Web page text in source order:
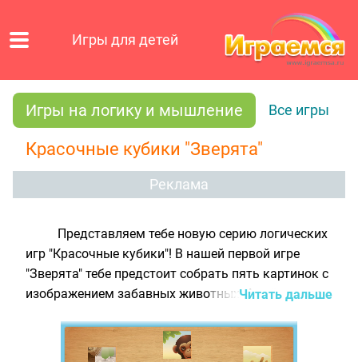
Игры для детей
Игры на логику и мышление Все игры
Красочные кубики "Зверята"
Реклама
Представляем тебе новую серию логических
игр "Красочные кубики"! В нашей первой игре
"Зверята" тебе предстоит собрать пять картинок с
изображением забавных животных. А сейчас мы
одной стороне каждого кубика находится какая-
то часть картинки, и чтобы получить готовый
Читать дальше